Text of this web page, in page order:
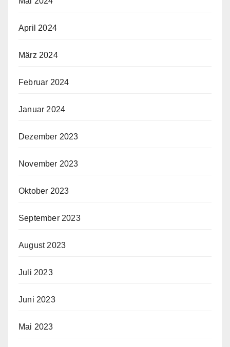
April 2024
März 2024
Februar 2024
Januar 2024
Dezember 2023
November 2023
Oktober 2023
September 2023
August 2023
Juli 2023
Juni 2023
Mai 2023